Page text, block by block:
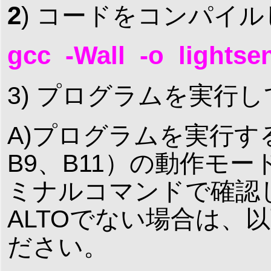
2) コードをコンパイ
gcc -Wall -o
3) プログラムを実行
A)プログラムを実行す
B9、B11）の動作モー
ミナルコマンドで確
ALTOでない場合は、
ださい。